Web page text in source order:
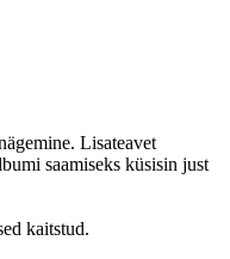
Lisateavet
saamiseks küsisin just
kaitstud.